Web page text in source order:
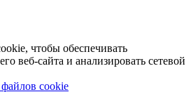
чтобы обеспечивать
веб-сайта и анализировать сетевой
cookie